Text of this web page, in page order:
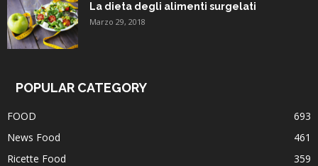
La dieta degli alimenti surgelati
Marzo 29, 2018
POPULAR CATEGORY
FOOD
693
News Food
461
Ricette Food
359